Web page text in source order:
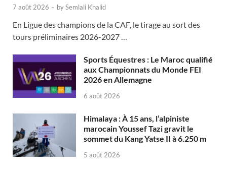
7 août 2026 - bySemlali Khalid
En Ligue des champions de la CAF, le tirage au sort des
tours préliminaires 2026-2027 …
Sports Équestres : Le Maroc qualifié
aux Championnats du Monde FEI
2026 en Allemagne
6 août 2026
Himalaya : À 15 ans, l’alpiniste
marocain Youssef Tazi gravit le
sommet du Kang Yatse II à 6.250 m
5 août 2026